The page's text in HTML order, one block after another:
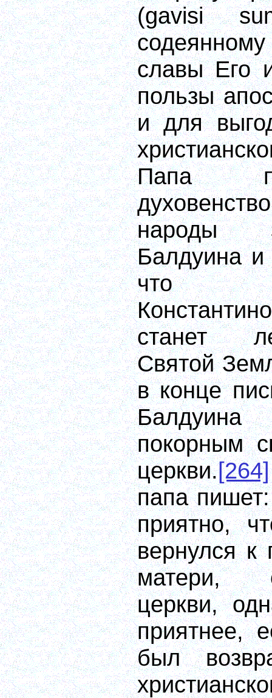
(gavisi
славы Его
пользы
и для
Папа
народы
Балдуина и
что
станет
Святой
в конце
покорным
церкви.[264]
папа
приятно,
вернулся к
матери,
церкви,
приятнее,
был